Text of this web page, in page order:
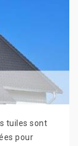
tuiles sont
pour